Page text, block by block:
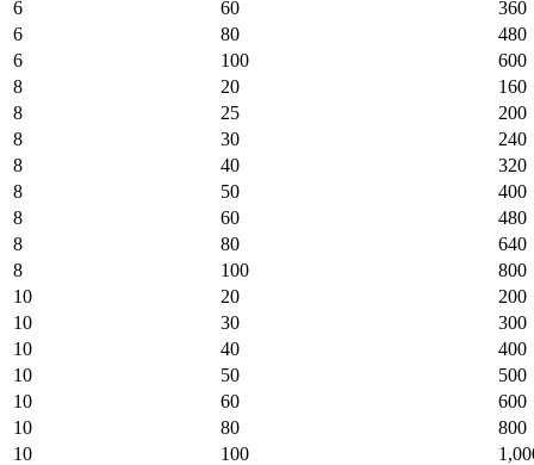
6
60
360
6
80
480
6
100
600
8
20
160
8
25
200
8
30
240
8
40
320
8
50
400
8
60
480
8
80
640
8
100
800
10
20
200
10
30
300
10
40
400
10
50
500
10
60
600
10
80
800
10
100